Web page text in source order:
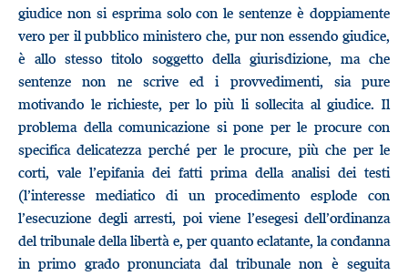
giudice non si esprima solo con le sentenze è doppiamente
vero per il pubblico ministero che, pur non essendo giudice,
è allo stesso titolo soggetto della giurisdizione, ma che
sentenze non ne scrive ed i provvedimenti, sia pure
motivando le richieste, per lo più li sollecita al giudice. Il
problema della comunicazione si pone per le procure con
specifica delicatezza perché per le procure, più che per le
corti, vale l’epifania dei fatti prima della analisi dei testi
(l’interesse mediatico di un procedimento esplode con
l’esecuzione degli arresti, poi viene l’esegesi dell’ordinanza
del tribunale della libertà e, per quanto eclatante, la condanna
in primo grado pronunciata dal tribunale non è seguita